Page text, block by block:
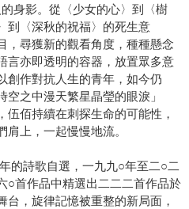
身影。從〈少女的心〉到〈樹
到〈深秋的祝福〉的死生意
尋獲新的觀看角度，種種懸念
言亦即透明的容器，放置眾多意
創作對抗人生的青年，如今仍
之中漫天繁星晶瑩的眼淚」
佰持續在刺探生命的可能性，
上，一起慢慢地流。
的詩歌自選，一九九○年至二○二
○首作品中精選出二二二首作品於
，旋律記憶被重整的新局面，